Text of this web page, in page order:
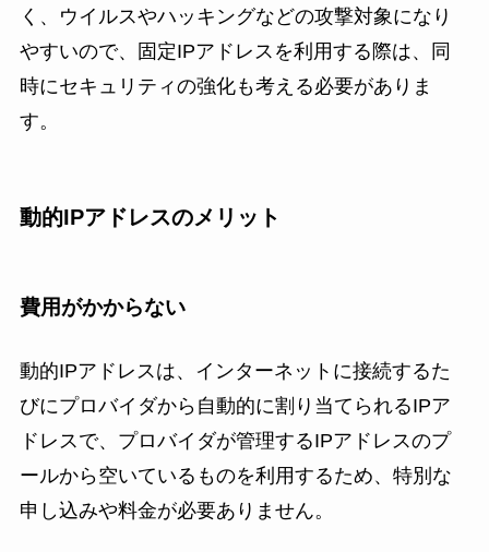
く、ウイルスやハッキングなどの攻撃対象になり
やすいので、固定IPアドレスを利用する際は、同
時にセキュリティの強化も考える必要がありま
す。
動的IPアドレスのメリット
費用がかからない
動的IPアドレスは、インターネットに接続するた
びにプロバイダから自動的に割り当てられるIPア
ドレスで、プロバイダが管理するIPアドレスのプ
ールから空いているものを利用するため、特別な
申し込みや料金が必要ありません。